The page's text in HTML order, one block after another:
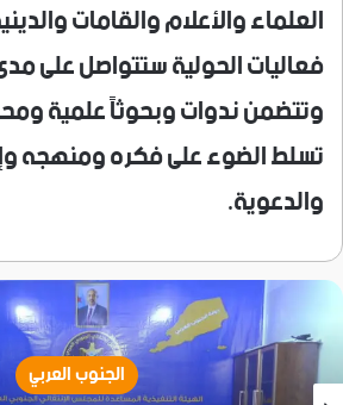
العلماء والأعلام والقامات
فعاليات الحولية ستتواصل على
وتتضمن ندوات وبحوثاً علمية
تسلط الضوء على فكره ومنهجه
والدعوية.
الجنوب